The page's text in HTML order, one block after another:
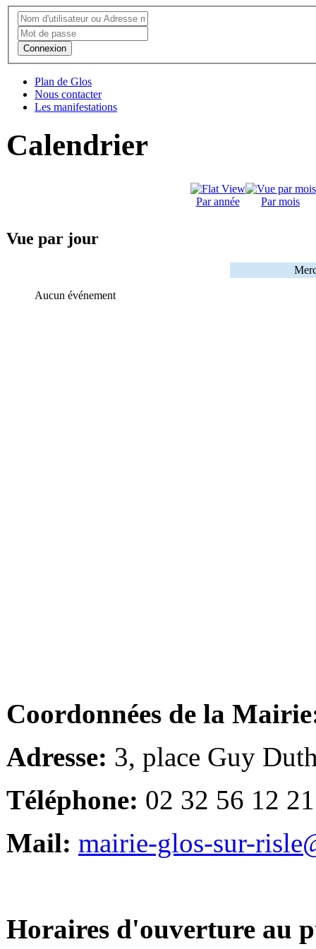
Connexion
Plan de Glos
Nous contacter
Les manifestations
Calendrier
Par année Par mois
Vue par jour
Aucun événement
Coordonnées de la
Adresse: 3, place Guy
Téléphone: 02 32 56 12 21
Mail: mairie-glos-sur-
Horaires d'ouverture au